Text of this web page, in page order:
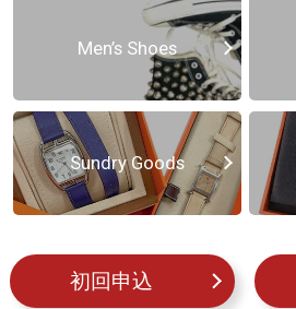
Men’s Shoes
Sundry Goods
初回申込